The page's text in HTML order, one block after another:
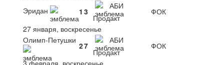
Эридан
1 3
АБИ
Продакт
ФОК
27 января, воскресенье
Олимп-Петушки
27
АБИ
Продакт
ФОК
3 февраля, воскресенье